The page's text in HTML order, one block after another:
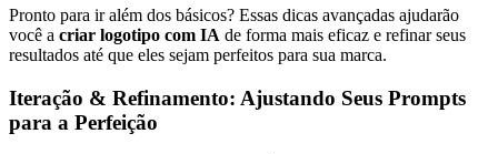
Pronto para ir além dos básicos? Essas dicas avançadas ajudarão
você a criar logotipo com IA de forma mais eficaz e refinar seus
resultados até que eles sejam perfeitos para sua marca.
Iteração & Refinamento: Ajustando Seus Prompts
para a Perfeição